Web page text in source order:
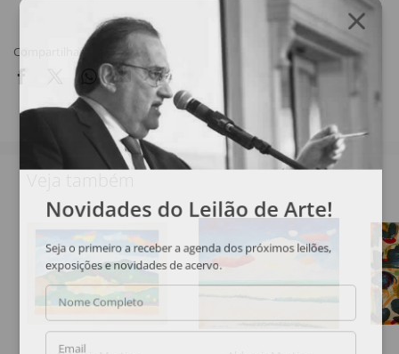
Compartilhar
Novidades do Leilão de Arte!
Seja o primeiro a receber a agenda dos próximos leilões,
exposições e novidades de acervo.
Nome Completo